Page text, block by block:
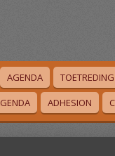
AGENDA TOETREDING
ADHESION